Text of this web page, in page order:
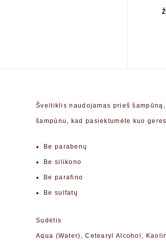
Šveitiklis naudojamas prieš šampūną,
šampūnu, kad pasiektumėte kuo
Be parabenų
Be silikono
Be parafino
Be sulfatų
Sudėtis
Aqua (Water), Cetearyl Alcohol,